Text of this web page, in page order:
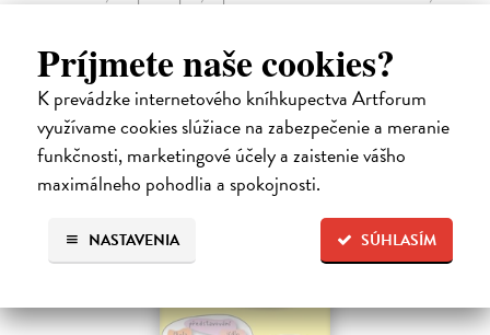
Príjmete naše cookies?
K prevádzke internetového kníhkupectva Artforum
využívame cookies slúžiace na zabezpečenie a meranie
funkčnosti, marketingové účely a zaistenie vášho
maximálneho pohodlia a spokojnosti.
SÚHLASÍM
NASTAVENIA
18,87 €
19,45 € ?